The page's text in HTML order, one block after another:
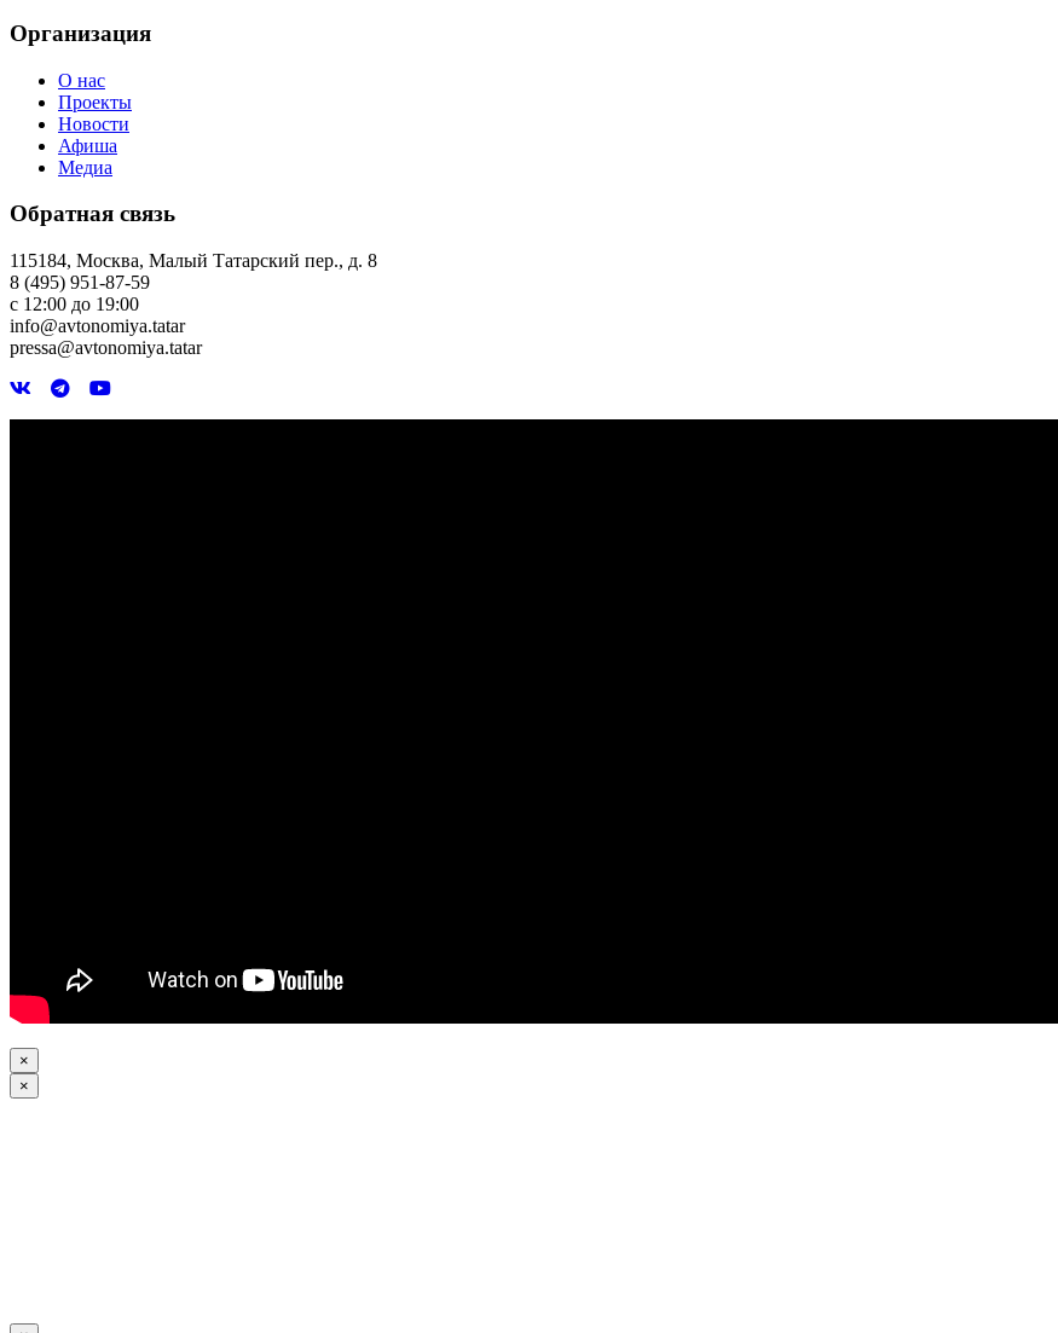
Организация
О нас
Проекты
Новости
Афиша
Медиа
Обратная связь
115184, Москва, Малый Татарский пер., д. 8
8 (495) 951-87-59
с 12:00 до 19:00
info@avtonomiya.tatar
pressa@avtonomiya.tatar
×
×